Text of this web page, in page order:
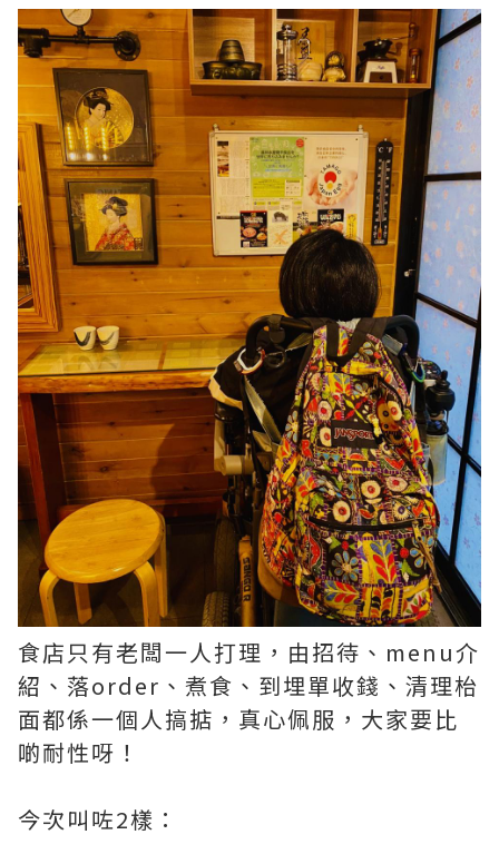
食店只有老闆一人打理，由招待、menu介
紹、落order、煮食、到埋單收錢、清理枱
面都係一個人搞掂，真心佩服，大家要比
啲耐性呀！
今次叫咗2樣：